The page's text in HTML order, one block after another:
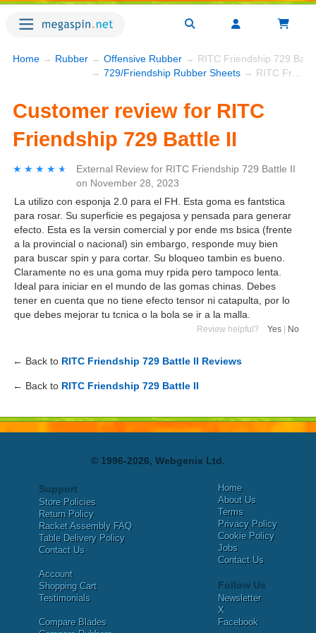
Home → Rubber → Offensive Rubber → RITC Friendship 729
→ 729/Friendship Rubber Sheets → RITC Friendship 729 Battle II
Customer review for RITC
Friendship 729 Battle II
★★★★★
★★★★★ External Review for RITC Friendship 729 Battle II
on November 28, 2023
La utilizo con esponja 2.0 para el FH. Esta goma es fantstica
para rosar. Su superficie es pegajosa y pensada para generar
efecto. Esta es la versin comercial y por ende ms bsica (frente
a la provincial o nacional) sin embargo, responde muy bien
para buscar spin y para cortar. Su bloqueo tambin es bueno.
Claramente no es una goma muy rpida pero tampoco lenta.
Ideal para iniciar en el mundo de las gomas chinas. Debes
tener en cuenta que no tiene efecto tensor ni catapulta, por lo
que debes mejorar tu tcnica o la bola se ir a la malla.
Review helpful? Yes No
← Back to RITC Friendship 729 Battle II Reviews
← Back to RITC Friendship 729 Battle II
© 1996-2026, Webgenix Ltd.
Support
Store Policies
Return Policy
Racket Assembly FAQ
Table Delivery Policy
Contact Us
Account
Shopping Cart
Testimonials
Compare Blades
Home
About Us
Terms
Privacy Policy
Cookie Policy
Jobs
Contact Us
Follow Us
Newsletter
X
Facebook